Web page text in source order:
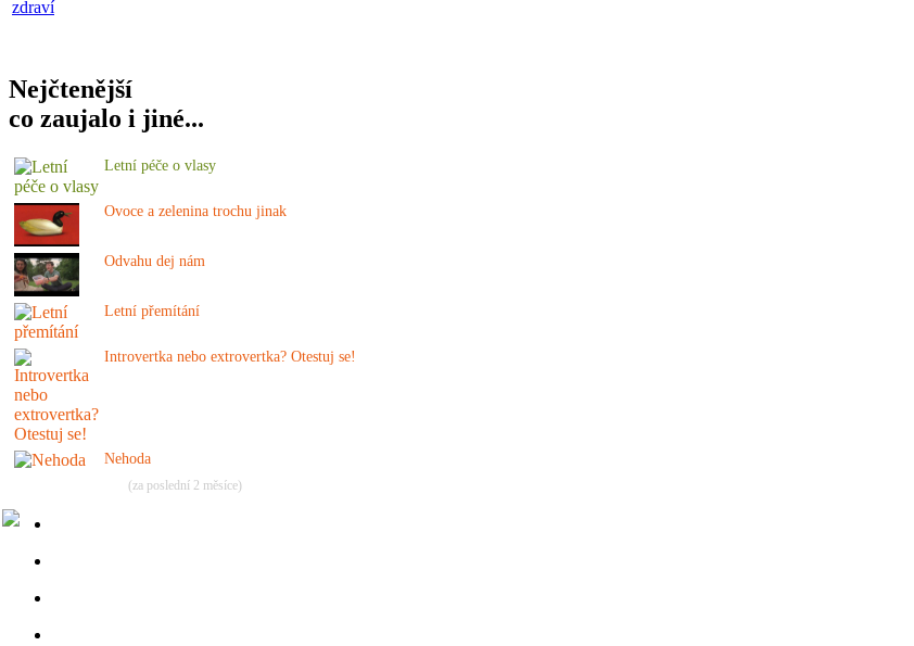
Nejčtenější
co zaujalo i jiné...
Letní péče o vlasy
Ovoce a zelenina trochu jinak
Odvahu dej nám
Letní přemítání
Introvertka nebo extrovertka? Otestuj se!
Nehoda
(za poslední 2 měsíce)